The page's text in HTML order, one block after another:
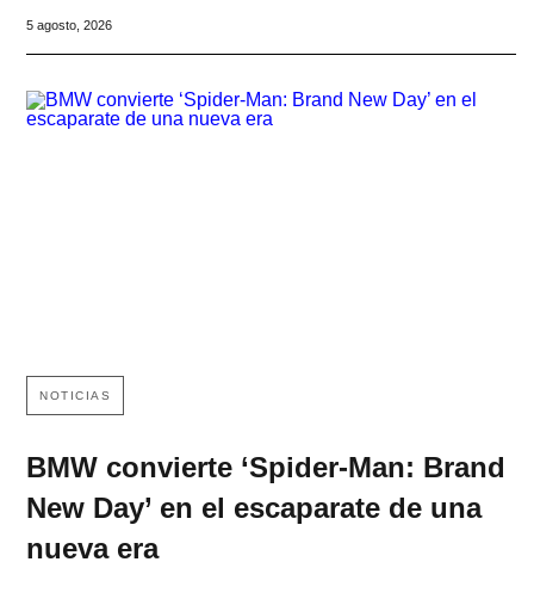
5 agosto, 2026
NOTICIAS
BMW convierte ‘Spider-Man: Brand
New Day’ en el escaparate de una
nueva era